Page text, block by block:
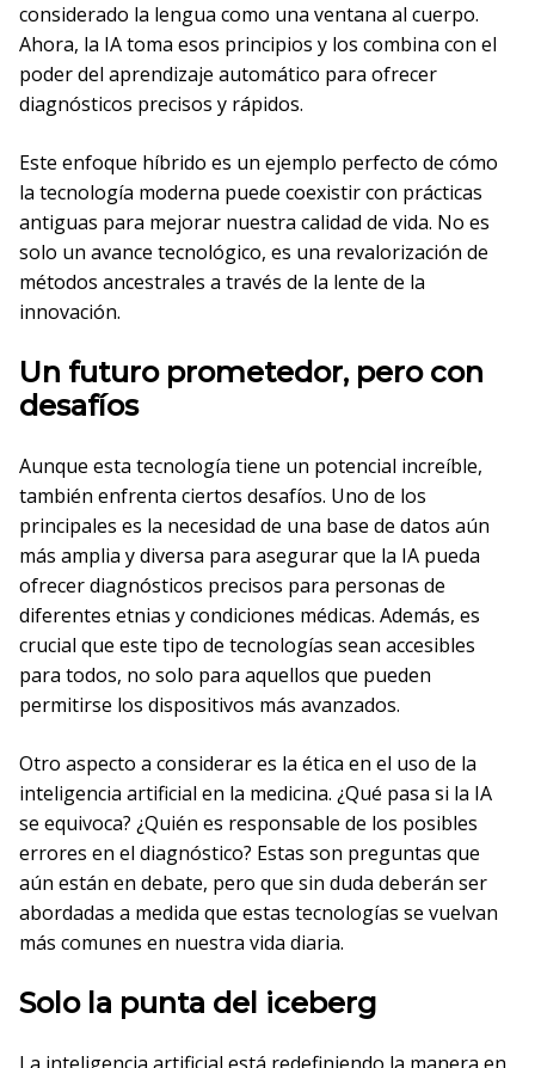
considerado la lengua como una ventana al cuerpo.
Ahora, la IA toma esos principios y los combina con el
poder del aprendizaje automático para ofrecer
diagnósticos precisos y rápidos.
Este enfoque híbrido es un ejemplo perfecto de cómo
la tecnología moderna puede coexistir con prácticas
antiguas para mejorar nuestra calidad de vida. No es
solo un avance tecnológico, es una revalorización de
métodos ancestrales a través de la lente de la
innovación.
Un futuro prometedor, pero con
desafíos
Aunque esta tecnología tiene un potencial increíble,
también enfrenta ciertos desafíos. Uno de los
principales es la necesidad de una base de datos aún
más amplia y diversa para asegurar que la IA pueda
ofrecer diagnósticos precisos para personas de
diferentes etnias y condiciones médicas. Además, es
crucial que este tipo de tecnologías sean accesibles
para todos, no solo para aquellos que pueden
permitirse los dispositivos más avanzados.
Otro aspecto a considerar es la ética en el uso de la
inteligencia artificial en la medicina. ¿Qué pasa si la IA
se equivoca? ¿Quién es responsable de los posibles
errores en el diagnóstico? Estas son preguntas que
aún están en debate, pero que sin duda deberán ser
abordadas a medida que estas tecnologías se vuelvan
más comunes en nuestra vida diaria.
Solo la punta del iceberg